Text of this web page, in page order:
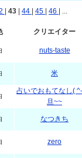
ピンク| 青| 黄
|43|44|45|46| ...
クリエイター
nuts-taste
米
占いでおもてなし(
旦~~